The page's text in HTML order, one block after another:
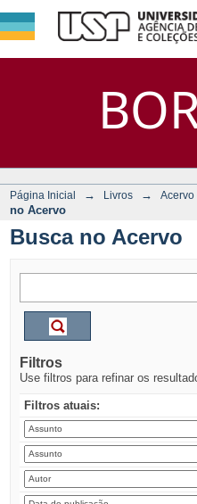
Busca
DSpace/
Página Inicial → Livros → Acervo
no Acervo
Busca no Acervo
Filtros
Use filtros para refinar os
Filtros atuais: